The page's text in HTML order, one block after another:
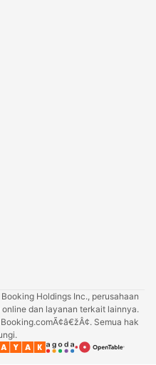
Holdings Inc., perusahaan
dan layanan terkait lainnya.
Semua hak